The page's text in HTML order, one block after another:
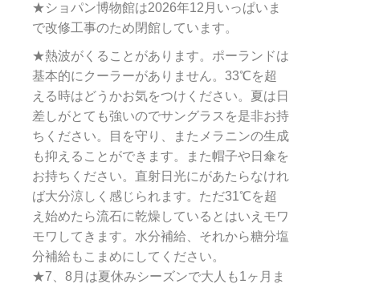
★ショパン博物館は2026年12月いっぱいま
で改修工事のため閉館しています。
★熱波がくることがあります。ポーランドは
基本的にクーラーがありません。33℃を超
える時はどうかお気をつけください。夏は日
差しがとても強いのでサングラスを是非お持
ちください。目を守り、またメラニンの生成
も抑えることができます。また帽子や日傘を
お持ちください。直射日光にがあたらなけれ
ば大分涼しく感じられます。ただ31℃を超
え始めたら流石に乾燥しているとはいえモワ
モワしてきます。水分補給、それから糖分塩
分補給もこまめにしてください。
★7、8月は夏休みシーズンで大人も1ヶ月ま